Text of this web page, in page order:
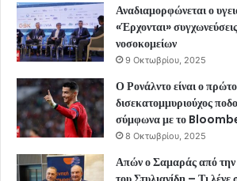
Αναδιαμορφώνεται ο
«Έρχονται»
νοσοκομείων
9 Οκτωβρίου, 2025
Ο Ρονάλντο είναι ο
δισεκατομμυριούχος
σύμφωνα με το
8 Οκτωβρίου, 2025
Απών ο Σαμαράς από την